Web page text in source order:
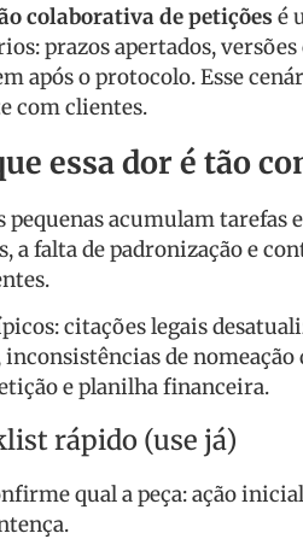
colaborativa de petições é
prazos apertados,
após o protocolo. Esse
com clientes.
essa dor é tão
pequenas acumulam tarefas
a falta de padronização e
citações legais
inconsistências de
e planilha financeira.
rápido (use já)
qual a peça: ação